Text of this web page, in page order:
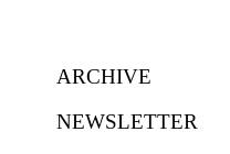
ARCHIVE
NEWSLETTER